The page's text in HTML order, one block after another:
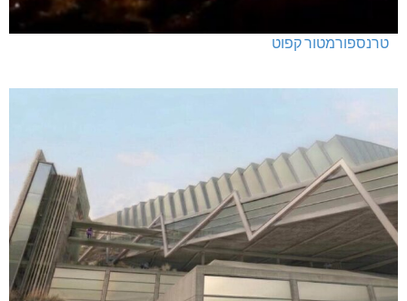
טרנספורמטור קפוט